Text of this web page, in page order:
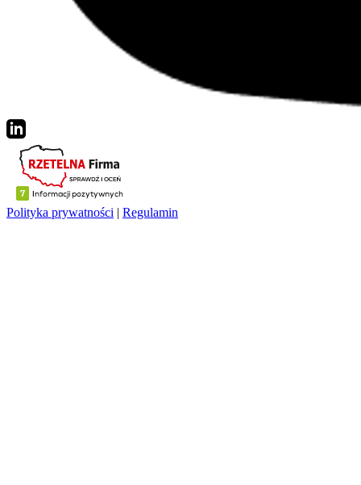
Polityka prywatności | Regulamin